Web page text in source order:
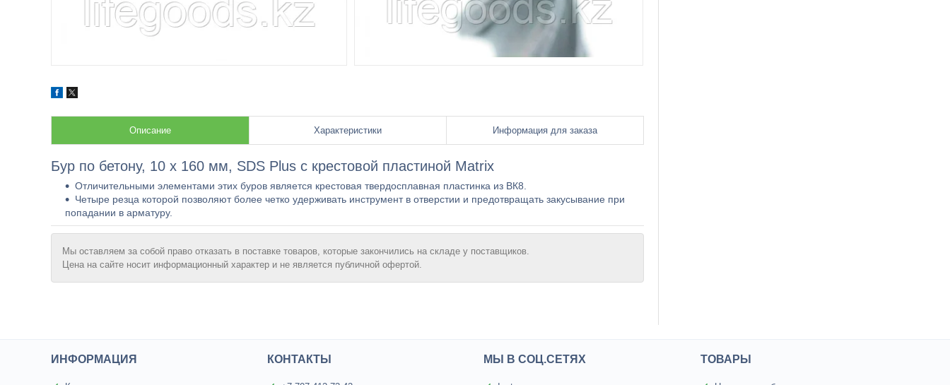
Описание Характеристики Информация для заказа
Бур по бетону, 10 x 160 мм, SDS Plus c крестовой пластиной Matrix
Отличительными элементами этих буров является крестовая твердосплавная пластинка из ВК8.
Четыре резца которой позволяют более четко удерживать инструмент в отверстии и предотвращать закусывание при
попадании в арматуру.
Мы оставляем за собой право отказать в поставке товаров, которые закончились на складе у поставщиков.
Цена на сайте носит информационный характер и не является публичной офертой.
ИНФОРМАЦИЯ КОНТАКТЫ МЫ В СОЦ.СЕТЯХ ТОВАРЫ